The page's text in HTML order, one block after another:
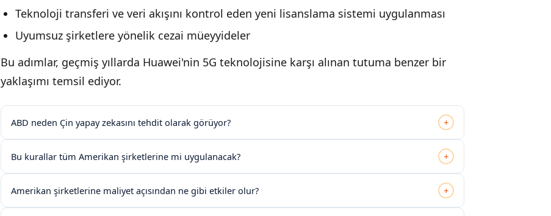
Teknoloji transferi ve veri akışını kontrol eden yeni lisanslama sistemi uygulanması
Uyumsuz şirketlere yönelik cezai müeyyideler
Bu adımlar, geçmiş yıllarda Huawei'nin 5G teknolojisine karşı alınan tutuma benzer bir
yaklaşımı temsil ediyor.
ABD neden Çin yapay zekasını tehdit olarak görüyor? +
Bu kurallar tüm Amerikan şirketlerine mi uygulanacak? +
Amerikan şirketlerine maliyet açısından ne gibi etkiler olur? +